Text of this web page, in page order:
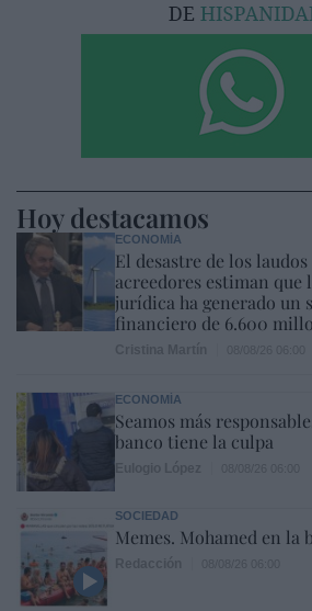
Hoy destacamos
ECONOMÍA
El desastre de los
acreedores estiman que
jurídica ha generado un
financiero de 6.600
ECONOMÍA
Seamos más
banco tiene la culpa
SOCIEDAD
Memes. Mohamed en la